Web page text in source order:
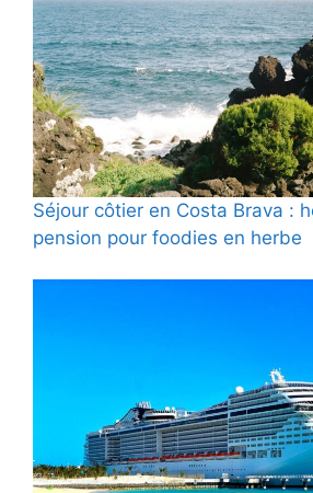
Séjour côtier en Costa Brava :
pension pour foodies en herbe